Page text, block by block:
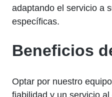
adaptando el servicio a
específicas.
Beneficios
Optar por nuestro
fiabilidad y un servicio